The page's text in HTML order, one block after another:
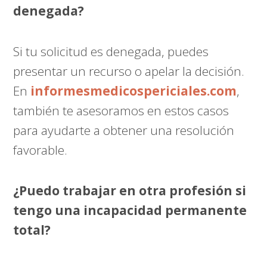
denegada?
Si tu solicitud es denegada, puedes
presentar un recurso o apelar la decisión.
En informesmedicospericiales.com,
también te asesoramos en estos casos
para ayudarte a obtener una resolución
favorable.
¿Puedo trabajar en otra profesión si
tengo una incapacidad permanente
total?